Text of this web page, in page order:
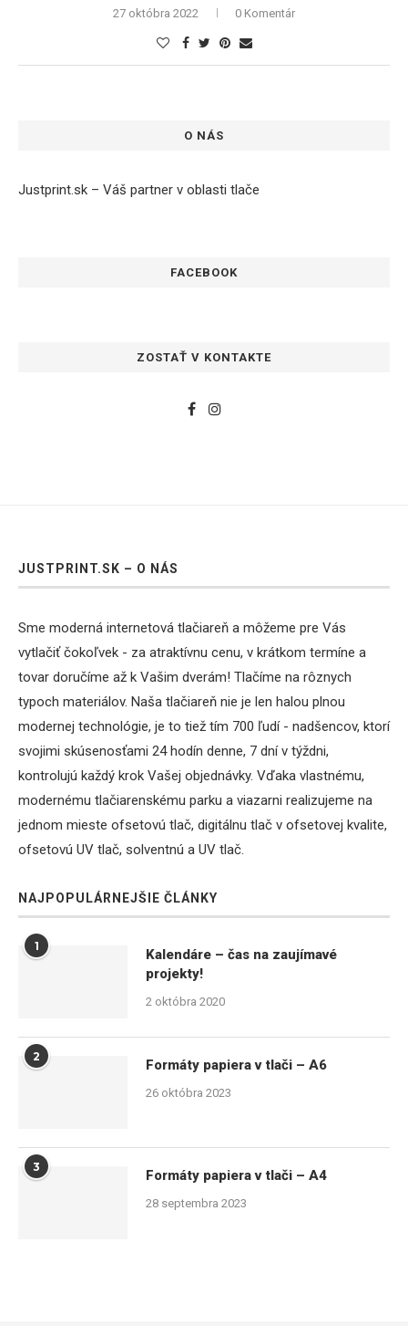
27 októbra 2022 0 Komentár
O NÁS
Justprint.sk – Váš partner v oblasti tlače
FACEBOOK
ZOSTAŤ V KONTAKTE
JUSTPRINT.SK – O NÁS
Sme moderná internetová tlačiareň a môžeme pre Vás
vytlačiť čokoľvek - za atraktívnu cenu, v krátkom termíne a
tovar doručíme až k Vašim dverám! Tlačíme na rôznych
typoch materiálov. Naša tlačiareň nie je len halou plnou
modernej technológie, je to tiež tím 700 ľudí - nadšencov, ktorí
svojimi skúsenosťami 24 hodín denne, 7 dní v týždni,
kontrolujú každý krok Vašej objednávky. Vďaka vlastnému,
modernému tlačiarenskému parku a viazarni realizujeme na
jednom mieste ofsetovú tlač, digitálnu tlač v ofsetovej kvalite,
ofsetovú UV tlač, solventnú a UV tlač.
NAJPOPULÁRNEJŠIE ČLÁNKY
1
Kalendáre – čas na zaujímavé
projekty!
2 októbra 2020
2
Formáty papiera v tlači – A6
26 októbra 2023
3
Formáty papiera v tlači – A4
28 septembra 2023